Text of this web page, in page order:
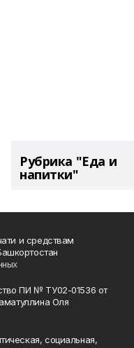
Рубрика "Еда и
напитки"
и средствам
ПИ № ТУ02-01536 от
Оля
социальная,